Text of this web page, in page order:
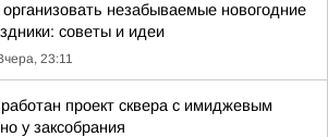
организовать незабываемые новогодние
советы и идеи
23:11
проект сквера с имиджевым
у заксобрания